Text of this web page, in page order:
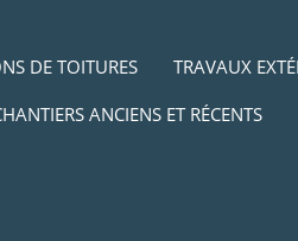
DE TOITURES
TRAVAUX
ANCIENS ET RÉCENTS